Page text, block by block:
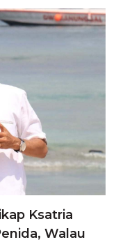
Ksatria
Walau